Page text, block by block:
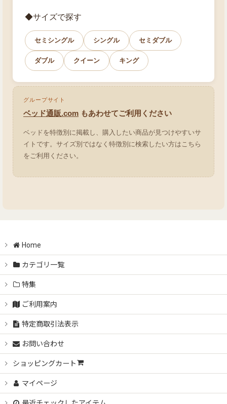
◆サイズで探す
セミシングル シングル セミダブル
ダブル クイーン キング
グループサイト
ベッド通販.com もあわせてご利用ください
ベッドを特徴別に掲載し、購入したい商品が見つけやすいサ
イトです。サイズ別ではなく特徴別に検索したい方はこちら
をご利用ください。
Home
カテゴリ一覧
特集
ご利用案内
特定商取引法表示
お問い合わせ
ショッピングカート
マイページ